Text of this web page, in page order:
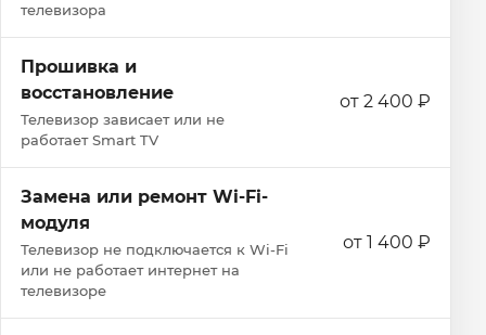
телевизора
Прошивка и
восстановление
Телевизор зависает или не
работает Smart TV
от 2 400 ₽
Замена или ремонт Wi‑Fi-
модуля
Телевизор не подключается к Wi‑Fi
или не работает интернет на
телевизоре
от 1 400 ₽